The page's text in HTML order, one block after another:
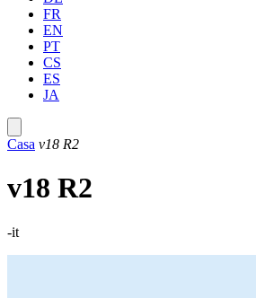
FR
EN
PT
CS
ES
JA
Casa v18 R2
v18 R2
-it